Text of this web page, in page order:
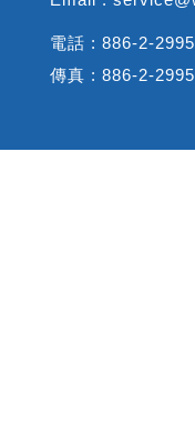
電話 : 886-2-
傳真 : 886-2-